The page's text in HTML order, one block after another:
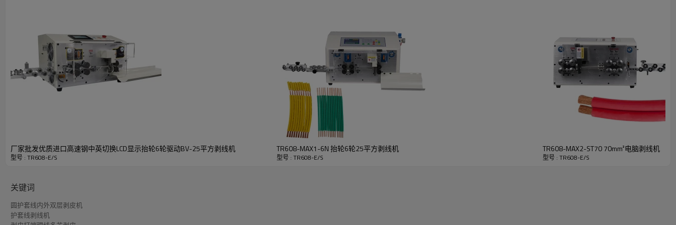
厂家批发优质进口高速钢中英切换LCD显示抬轮6轮驱动BV-25平方剥线机
型号 : TR608-E/S
TR608-MAX1-6N 抬轮6轮25平方剥线机
型号 : TR608-E/S
TR608-MAX2-ST70 70mm²电脑剥线机
型号 : TR608-E/S
关键词
圆护套线内外双层剥皮机
护套线剥线机